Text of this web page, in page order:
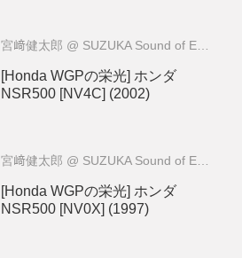
宮﨑健太郎 @ SUZUKA Sound of ENGINE
[Honda WGPの栄光] ホンダ
NSR500 [NV4C] (2002)
宮﨑健太郎 @ SUZUKA Sound of ENGINE
[Honda WGPの栄光] ホンダ
NSR500 [NV0X] (1997)